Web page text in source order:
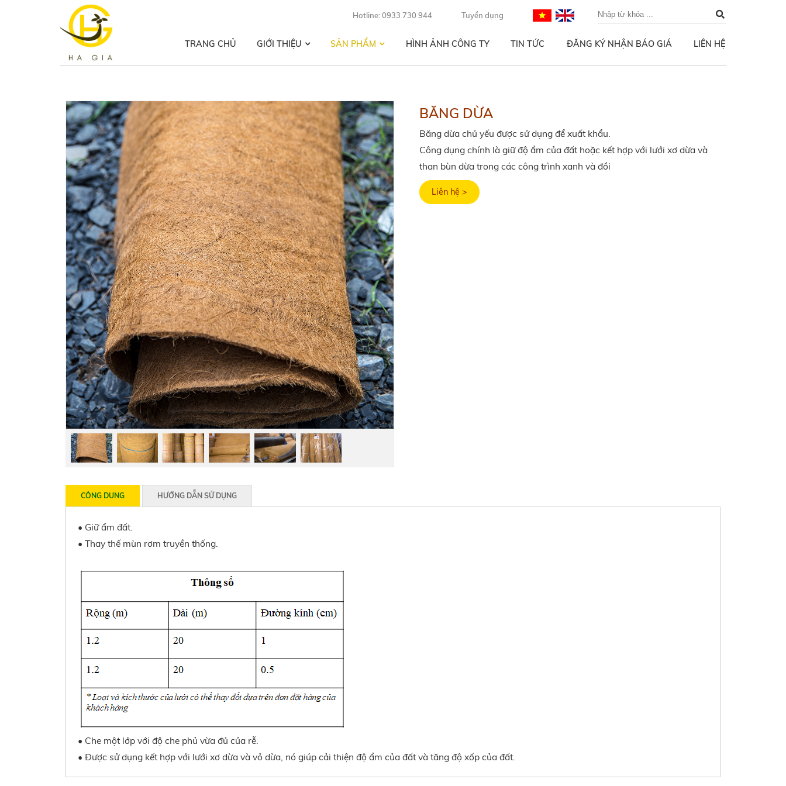
Hotline: 0933 730 944 Tuyển dụng
TRANG CHỦ GIỚI THIỆU SẢN PHẨM HÌNH ẢNH CÔNG TY TIN TỨC ĐĂNG KÝ NHẬN BÁO GIÁ LIÊN HỆ
BĂNG DỪA
Băng dừa chủ yếu được sử dụng để xuất khẩu.
Công dụng chính là giữ độ ẩm của đất hoặc kết hợp với lưới xơ dừa và
than bùn dừa trong các công trình xanh và đồi
Liên hệ >
CÔNG DUNG HƯỚNG DẪN SỬ DỤNG
• Giữ ẩm đất.
• Thay thế mùn rơm truyền thống.
• Che một lớp với độ che phủ vừa đủ của rễ.
• Được sử dụng kết hợp với lưới xơ dừa và vỏ dừa, nó giúp cải thiện độ ẩm của đất và tăng độ xốp của đất.